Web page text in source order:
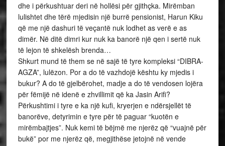
dhe i përkushtuar deri në hollësi për gjithçka. Mirëmban
lulishtet dhe tërë mjedisin një burrë pensionist, Harun Kiku
që me një dashuri të veçantë nuk lodhet as verë e as
dimër. Në ditë dimri kur nuk ka banorë një qen i sertë nuk
të lejon të shkelësh brenda…
Shkurt mund të them se në sajë të tyre kompleksi “DIBRA-
AGZA”, lulëzon. Por a do të vazhdojë kështu ky mjedis i
bukur? A do të gjelbërohet, madje a do të vendosen lojëra
për fëmijë në idenë e zhvillimit që ka Jasin Arifi?
Përkushtimi i tyre e ka një kufi, kryerjen e ndërsjellët të
banorëve, detyrimin e tyre për të paguar “kuotën e
mirëmbajtjes”. Nuk kemi të bëjmë me njerëz që “vuajnë për
bukë” por me njerëz që, megjithëse jetojnë në vende